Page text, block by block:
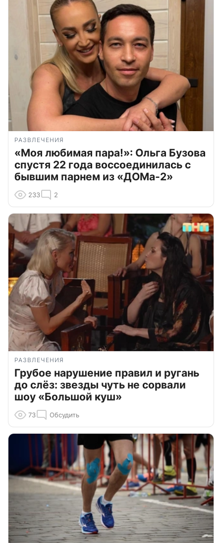
РАЗВЛЕЧЕНИЯ
«Моя любимая пара!»: Ольга Бузова
спустя 22 года воссоединилась с
бывшим парнем из «ДОМа-2»
233 2
РАЗВЛЕЧЕНИЯ
Грубое нарушение правил и ругань
до слёз: звезды чуть не сорвали
шоу «Большой куш»
73 Обсудить